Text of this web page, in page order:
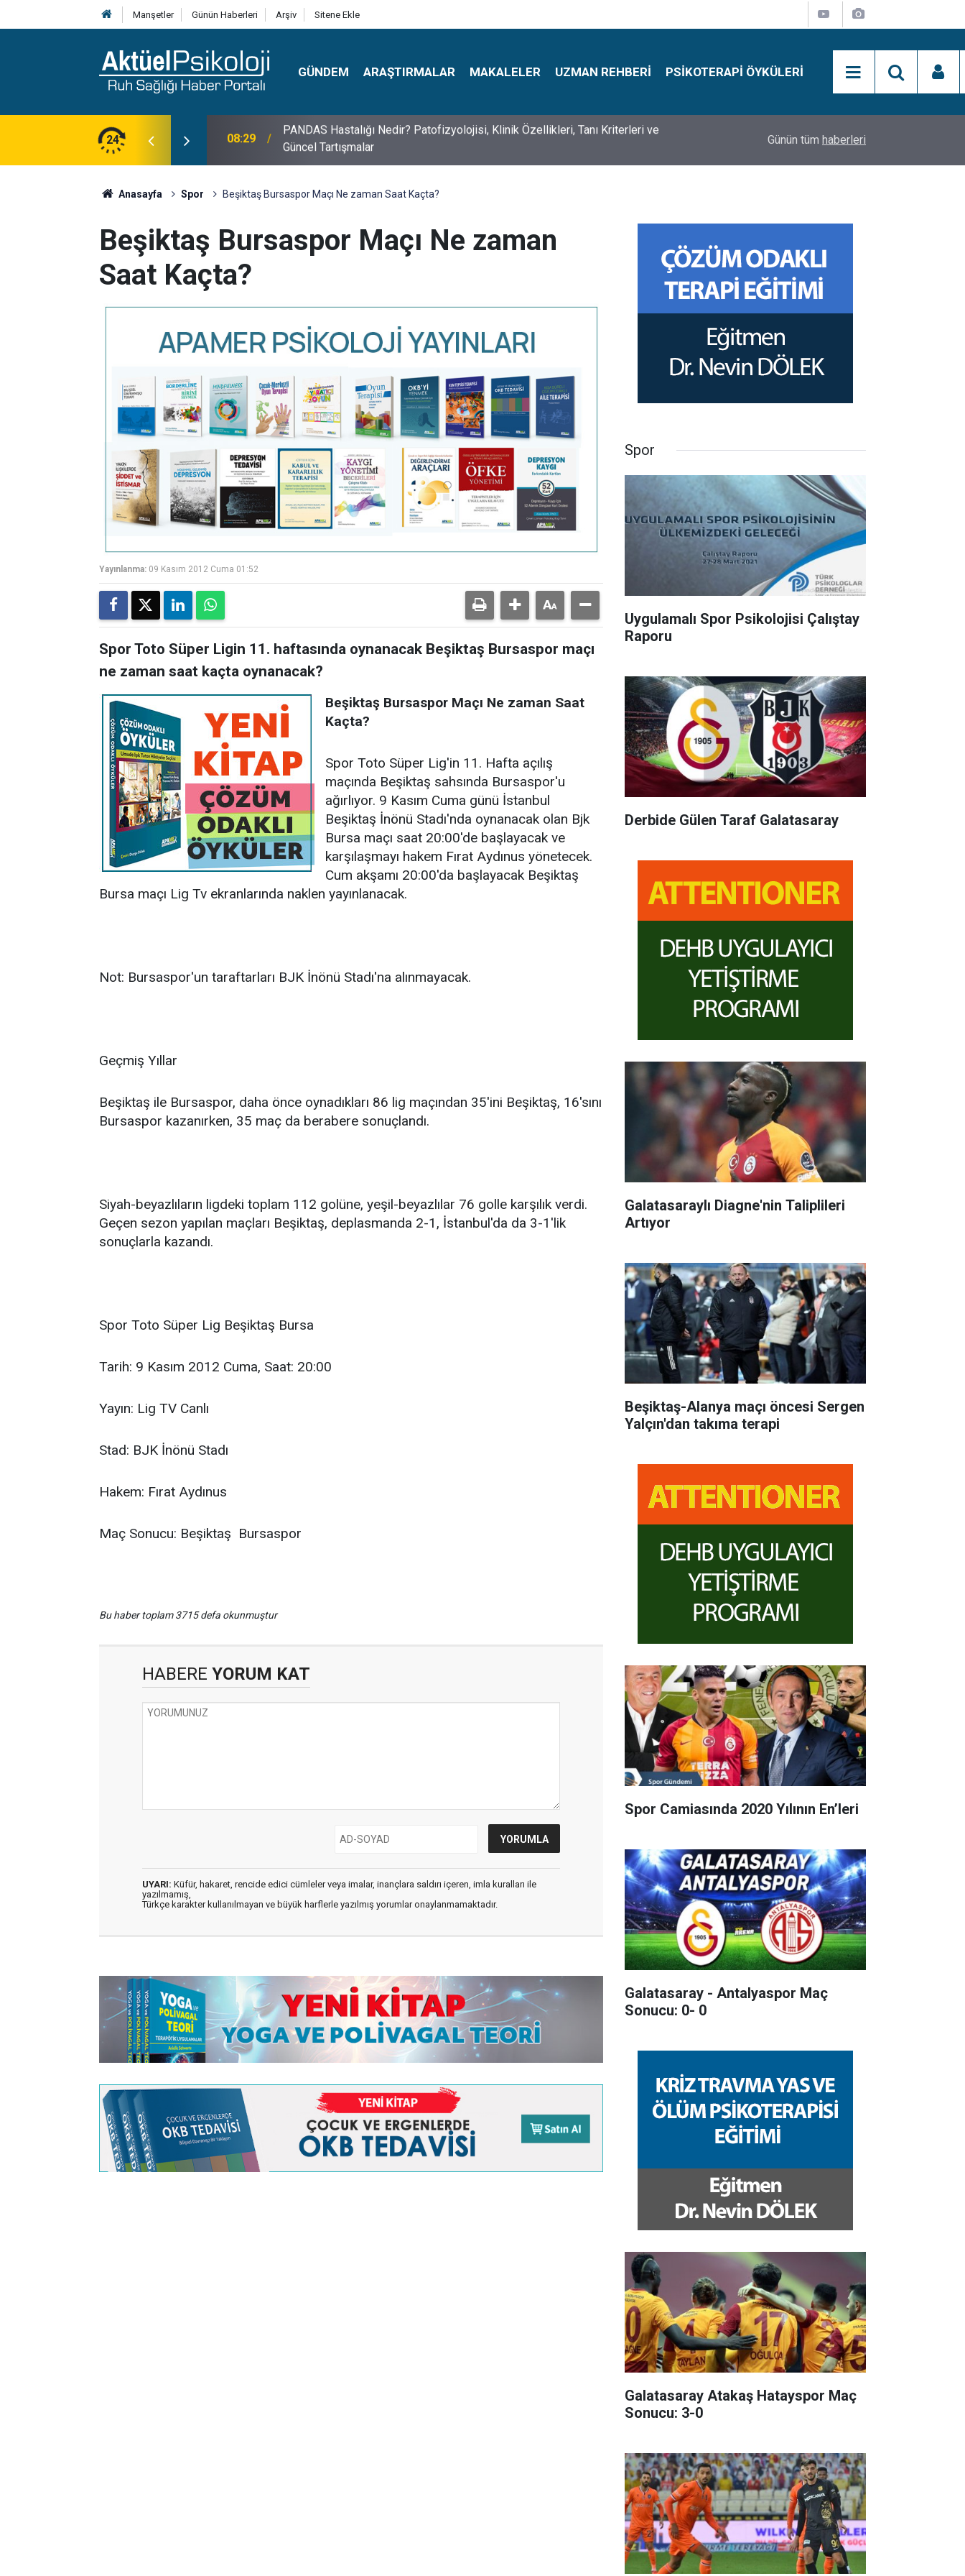
Manşetler Günün Haberleri Arşiv Sitene Ekle
GÜNDEM ARAŞTIRMALAR MAKALELER UZMAN REHBERI PSIKOTERAPI ÖYKÜLERI
24
Klinik Özellikleri, Tanı Kriterleri ve
10:30 10 Mayıs Psikologlar Günü Nasıl Ortaya Çıktı? 10 Mayıs Tarihinin Hikayesi Simon Says Dikkat Programı Nedir?
Günün tüm haberleri
Anasayfa Spor Beşiktaş Bursaspor Maçı Ne zaman Saat Kaçta?
Beşiktaş Bursaspor Maçı Ne zaman
Saat Kaçta?
Yayınlanma: 09 Kasım 2012 Cuma 01:52
Spor Toto Süper Ligin 11. haftasında oynanacak Beşiktaş Bursaspor maçı
ne zaman saat kaçta oynanacak?
Beşiktaş Bursaspor Maçı Ne zaman Saat
Kaçta?
Spor Toto Süper Lig'in 11. Hafta açılış
maçında Beşiktaş sahsında Bursaspor'u
ağırlıyor. 9 Kasım Cuma günü İstanbul
Beşiktaş İnönü Stadı'nda oynanacak olan Bjk
Bursa maçı saat 20:00′de başlayacak ve
karşılaşmayı hakem Fırat Aydınus yönetecek.
Cum akşamı 20:00′da başlayacak Beşiktaş
Bursa maçı Lig Tv ekranlarında naklen yayınlanacak.
Not: Bursaspor'un taraftarları BJK İnönü Stadı'na alınmayacak.
Geçmiş Yıllar
Beşiktaş ile Bursaspor, daha önce oynadıkları 86 lig maçından 35′ini Beşiktaş, 16′sını
Bursaspor kazanırken, 35 maç da berabere sonuçlandı.
Siyah-beyazlıların ligdeki toplam 112 golüne, yeşil-beyazlılar 76 golle karşılık verdi.
Geçen sezon yapılan maçları Beşiktaş, deplasmanda 2-1, İstanbul'da da 3-1′lik
sonuçlarla kazandı.
Spor Toto Süper Lig Beşiktaş Bursa
Tarih: 9 Kasım 2012 Cuma, Saat: 20:00
Yayın: Lig TV Canlı
Stad: BJK İnönü Stadı
Hakem: Fırat Aydınus
Maç Sonucu: Beşiktaş  Bursaspor
Bu haber toplam 3715 defa okunmuştur
HABERE YORUM KAT
UYARI: Küfür, hakaret, rencide edici cümleler veya imalar, inançlara saldırı içeren, imla kuralları ile
yazılmamış,
Türkçe karakter kullanılmayan ve büyük harflerle yazılmış yorumlar onaylanmamaktadır.
Spor
Uygulamalı Spor Psikolojisi Çalıştay
Raporu
Derbide Gülen Taraf Galatasaray
Galatasaraylı Diagne'nin Taliplileri
Artıyor
Beşiktaş-Alanya maçı öncesi Sergen
Yalçın'dan takıma terapi
Spor Camiasında 2020 Yılının En’leri
Galatasaray - Antalyaspor Maç
Sonucu: 0- 0
Galatasaray Atakaş Hatayspor Maç
Sonucu: 3-0